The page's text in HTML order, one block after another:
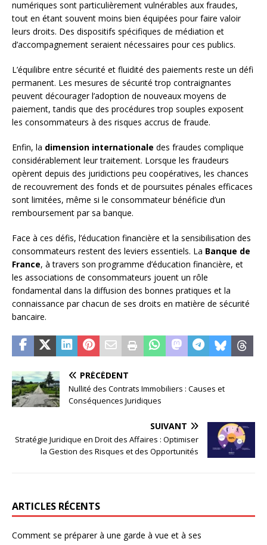
numériques sont particulièrement vulnérables aux fraudes,
tout en étant souvent moins bien équipées pour faire valoir
leurs droits. Des dispositifs spécifiques de médiation et
d’accompagnement seraient nécessaires pour ces publics.
L’équilibre entre sécurité et fluidité des paiements reste un défi
permanent. Les mesures de sécurité trop contraignantes
peuvent décourager l’adoption de nouveaux moyens de
paiement, tandis que des procédures trop souples exposent
les consommateurs à des risques accrus de fraude.
Enfin, la dimension internationale des fraudes complique
considérablement leur traitement. Lorsque les fraudeurs
opèrent depuis des juridictions peu coopératives, les chances
de recouvrement des fonds et de poursuites pénales efficaces
sont limitées, même si le consommateur bénéficie d’un
remboursement par sa banque.
Face à ces défis, l’éducation financière et la sensibilisation des
consommateurs restent des leviers essentiels. La Banque de
France, à travers son programme d’éducation financière, et
les associations de consommateurs jouent un rôle
fondamental dans la diffusion des bonnes pratiques et la
connaissance par chacun de ses droits en matière de sécurité
bancaire.
PRÉCÉDENT
Nullité des Contrats Immobiliers : Causes et
Conséquences Juridiques
SUIVANT
Stratégie Juridique en Droit des Affaires : Optimiser
la Gestion des Risques et des Opportunités
ARTICLES RÉCENTS
Comment se préparer à une garde à vue et à ses